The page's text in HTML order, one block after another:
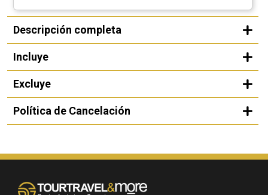
Descripción completa
Incluye
Excluye
Política de Cancelación